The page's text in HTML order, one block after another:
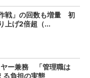
戦」の回数も増量 初
上げ2倍超（...
ヤー兼務 「管理職は
る負担の実態